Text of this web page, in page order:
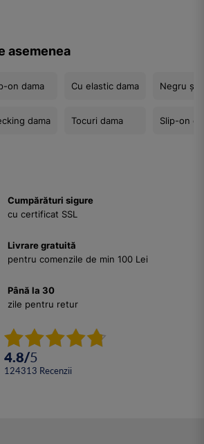
asemenea
on dama
dama
Cu elastic dama
Tocuri dama
Negru
Slip-on
Cumpărături sigure
cu certificat SSL
Livrare gratuită
pentru comenzile de min 100 Lei
Până la 30
zile pentru retur
4.8/5
124313 Recenzii